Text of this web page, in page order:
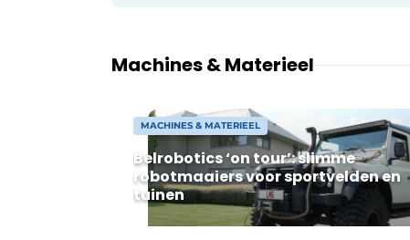
Machines & Materieel
MACHINES & MATERIEEL
Belrobotics ‘on tour’: slimme
robotmaaiers voor sportvelden en
tuinen